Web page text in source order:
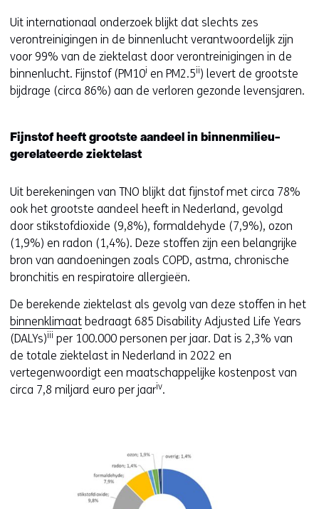
Uit internationaal onderzoek blijkt dat slechts zes
verontreinigingen in de binnenlucht verantwoordelijk zijn
voor 99% van de ziektelast door verontreinigingen in de
binnenlucht. Fijnstof (PM10i en PM2.5ii) levert de grootste
bijdrage (circa 86%) aan de verloren gezonde levensjaren.
Fijnstof heeft grootste aandeel in binnenmilieu-
gerelateerde ziektelast
Uit berekeningen van TNO blijkt dat fijnstof met circa 78%
ook het grootste aandeel heeft in Nederland, gevolgd
door stikstofdioxide (9,8%), formaldehyde (7,9%), ozon
(1,9%) en radon (1,4%). Deze stoffen zijn een belangrijke
bron van aandoeningen zoals COPD, astma, chronische
bronchitis en respiratoire allergieën.
De berekende ziektelast als gevolg van deze stoffen in het
binnenklimaat bedraagt 685 Disability Adjusted Life Years
(DALYs)iii per 100.000 personen per jaar. Dat is 2,3% van
de totale ziektelast in Nederland in 2022 en
vertegenwoordigt een maatschappelijke kostenpost van
circa 7,8 miljard euro per jaariv.